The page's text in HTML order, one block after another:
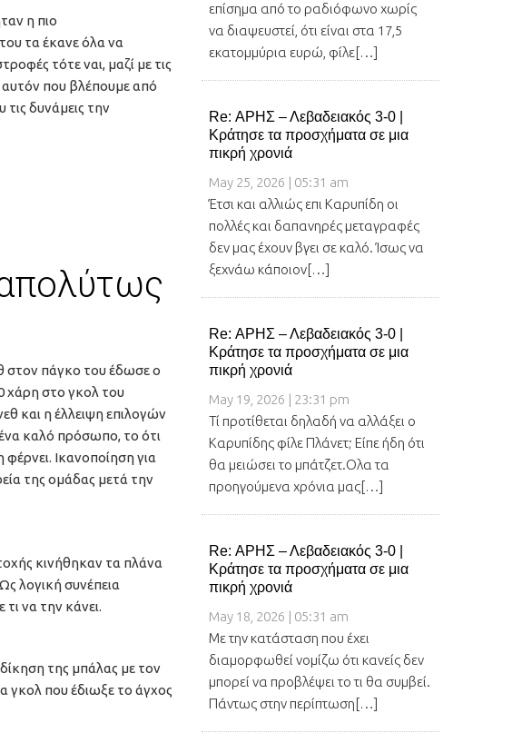
η πιο
τα έκανε όλα να
τότε ναι, μαζί με τις
που βλέπουμε από
δυνάμεις την
στον πάγκο του έδωσε ο
χάρη στο γκολ του
και η έλλειψη επιλογών
καλό πρόσωπο, το ότι
Ικανοποίηση για
της ομάδας μετά την
κινήθηκαν τα πλάνα
λογική συνέπεια
να την κάνει.
της μπάλας με τον
γκολ που έδιωξε το άγχος
επίσημα από το ραδιόφωνο χωρίς
να διαψευστεί, ότι είναι στα 17,5
εκατομμύρια ευρώ, φίλε[…]
Re: ΑΡΗΣ – Λεβαδειακός 3-0 |
Κράτησε τα προσχήματα σε μια
πικρή χρονιά
May 25, 2026 | 05:31 am
Έτσι και αλλιώς επι Καρυπίδη οι
πολλές και δαπανηρές μεταγραφές
δεν μας έχουν βγει σε καλό. Ίσως να
ξεχνάω κάποιον[…]
Re: ΑΡΗΣ – Λεβαδειακός 3-0 |
Κράτησε τα προσχήματα σε μια
πικρή χρονιά
May 19, 2026 | 23:31 pm
Τί προτίθεται δηλαδή να αλλάξει ο
Καρυπίδης φίλε Πλάνετ; Είπε ήδη ότι
θα μειώσει το μπάτζετ.Ολα τα
προηγούμενα χρόνια μας[…]
Re: ΑΡΗΣ – Λεβαδειακός 3-0 |
Κράτησε τα προσχήματα σε μια
πικρή χρονιά
May 18, 2026 | 05:31 am
Με την κατάσταση που έχει
διαμορφωθεί νομίζω ότι κανείς δεν
μπορεί να προβλέψει το τι θα συμβεί.
Πάντως στην περίπτωση[…]